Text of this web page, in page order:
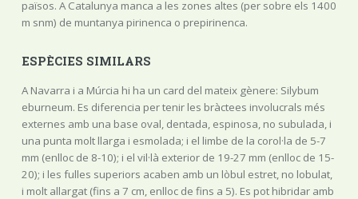
països. A Catalunya manca a les zones altes (per sobre els 1400
m snm) de muntanya pirinenca o prepirinenca.
ESPÈCIES SIMILARS
A Navarra i a Múrcia hi ha un card del mateix gènere: Silybum
eburneum. Es diferencia per tenir les bràctees involucrals més
externes amb una base oval, dentada, espinosa, no subulada, i
una punta molt llarga i esmolada; i el limbe de la corol·la de 5-7
mm (enlloc de 8-10); i el vil·là exterior de 19-27 mm (enlloc de 15-
20); i les fulles superiors acaben amb un lòbul estret, no lobulat,
i molt allargat (fins a 7 cm, enlloc de fins a 5). Es pot hibridar amb